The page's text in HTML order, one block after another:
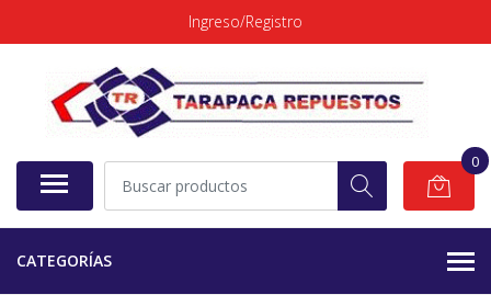
Ingreso/Registro
0
CATEGORÍAS